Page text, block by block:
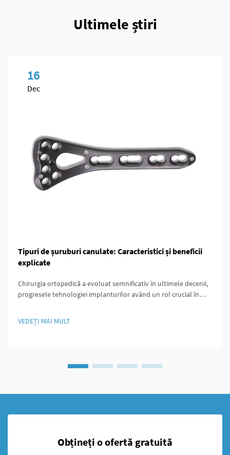
Ultimele știri
16
Dec
Tipuri de șuruburi canulate: Caracteristici și beneficii
explicate
Chirurgia ortopedică a evoluat semnificativ în ultimele decenii,
progresele tehnologiei implanturilor având un rol crucial în
extrem de eficient...
VEDEȚI MAI MULT
Obțineți o ofertă gratuită